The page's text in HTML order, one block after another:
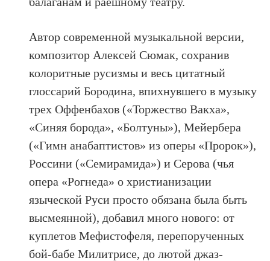
Автор современной музыкальной версии,
композитор Алексей Сюмак, сохранив
колоритные русизмы и весь цитатный
глоссарий Бородина, впихнувшего в музыку
трех Оффенбахов («Торжество Вакха»,
«Синяя борода», «Болтуны»), Мейербера
(«Гимн анабаптистов» из оперы «Пророк»),
Россини («Семирамида») и Серова (чья
опера «Рогнеда» о христианизации
языческой Руси просто обязана была быть
высмеянной), добавил много нового: от
куплетов Мефистофеля, перепорученных
бой-бабе Милитрисе, до лютой джаз-